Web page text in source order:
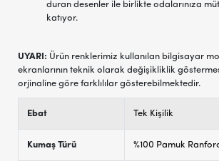
duran desenler ile birlikte odalarınıza
katıyor.
UYARI: Ürün renklerimiz kullanılan bilgisayar
ekranlarının teknik olarak değişikliklik
orjinaline göre farklılılar gösterebilmektedir.
Ebat Tek Kişilik
Kumaş Türü %100 Pamuk